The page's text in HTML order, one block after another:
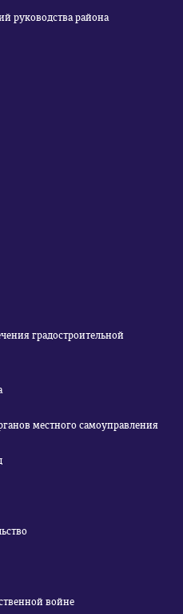
руководства района
градостроительной
местного самоуправления
войне